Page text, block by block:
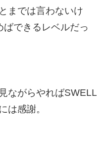
までは言わないけ
ばできるレベルだっ
ながらやればSWELL
は感謝。